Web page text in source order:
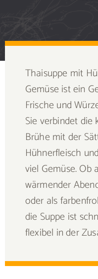
Portfolio
Galerie
Rezept senden
Thaisuppe mit
Gemüse ist ein
Frische und
Sie verbindet die
Brühe mit der
Hühnerfleisch
viel Gemüse. Ob
wärmender
oder als
die Suppe ist
flexibel in der